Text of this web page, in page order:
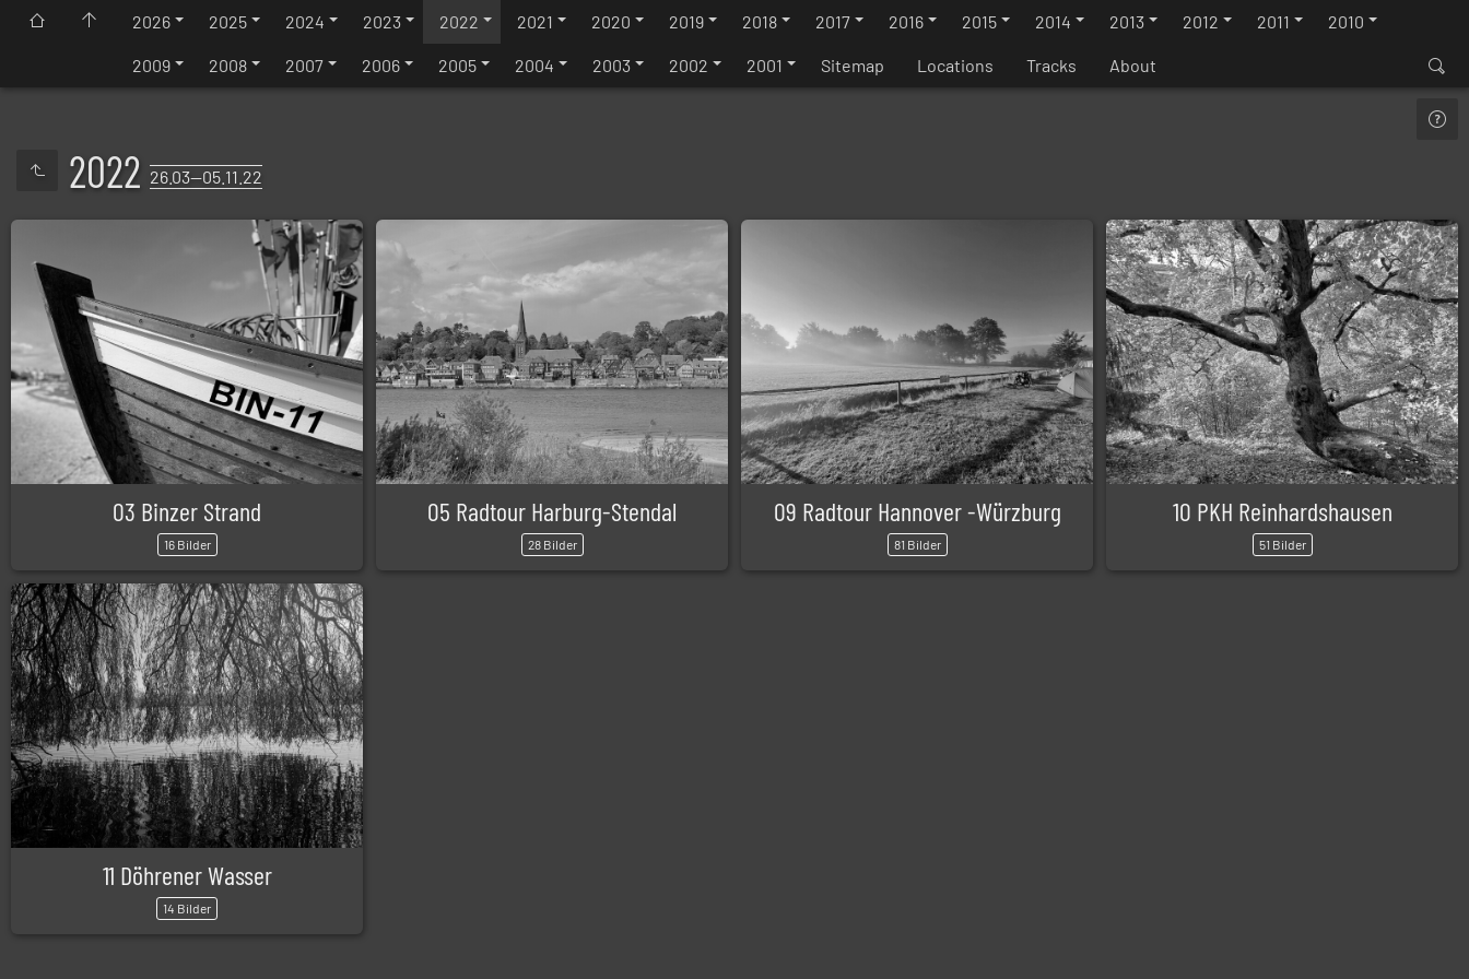
2026 2025 2024 2023 2022 2021 2020 2019 2018 2017 2016 2015 2014 2013 2012 2011 2010
2009 2008 2007 2006 2005 2004 2003 2002 2001 Sitemap Locations Tracks About
2022 26.03—05.11.22
03 Binzer Strand
16 Bilder
05 Radtour Harburg-Stendal
28 Bilder
09 Radtour Hannover -Würzburg
81 Bilder
10 PKH Reinhardshausen
51 Bilder
11 Döhrener Wasser
14 Bilder